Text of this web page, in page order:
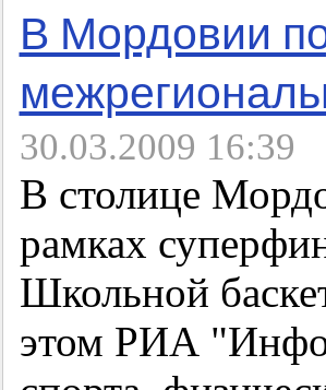
В Мордовии
30.03.2009 16:39
В столице
рамках
Школьной
этом РИА